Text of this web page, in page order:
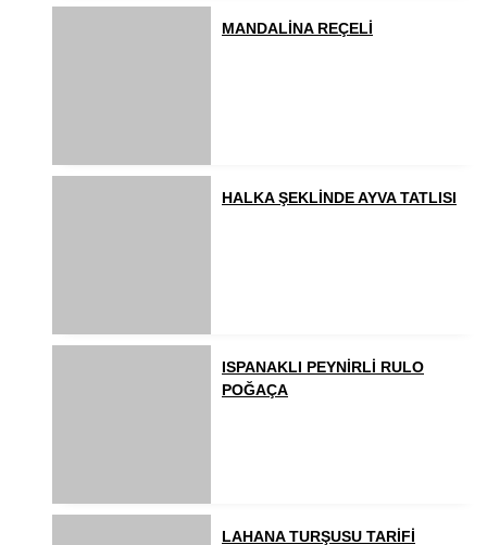
MANDALİNA REÇELİ
HALKA ŞEKLİNDE AYVA TATLISI
ISPANAKLI PEYNİRLİ RULO
POĞAÇA
LAHANA TURŞUSU TARİFİ